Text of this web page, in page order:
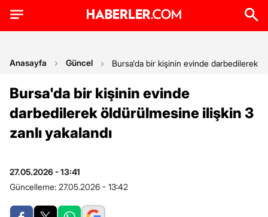
Anasayfa Güncel Bursa'da bir kişinin evinde darbedilerek
Bursa'da bir kişinin evinde
darbedilerek öldürülmesine ilişkin 3
zanlı yakalandı
27.05.2026 - 13:41
Güncelleme: 27.05.2026 - 13:42